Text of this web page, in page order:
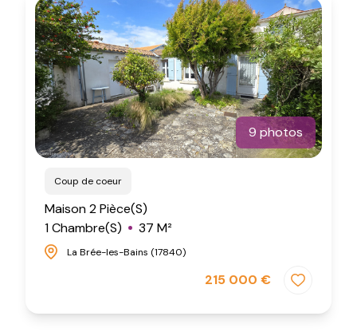
9 photos
Coup de coeur
Maison 2 Pièce(s)
1 Chambre(s)
37 M²
La Brée-les-Bains (17840)
215 000 €